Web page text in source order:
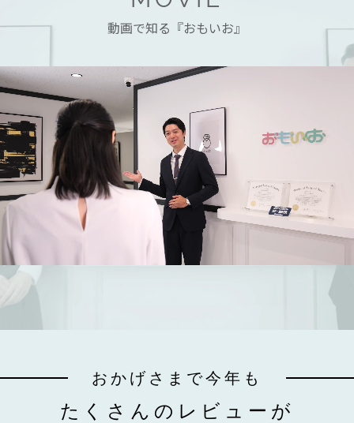
動画で知る『おもいお』
おかげさまで今年も
たくさんのレビューが